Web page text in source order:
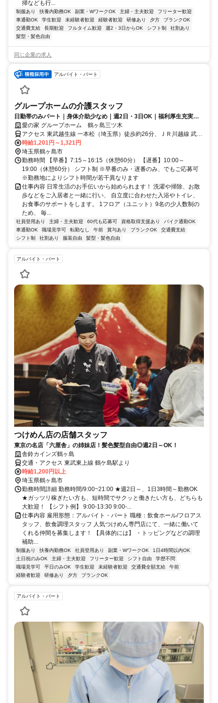
掃なども行...
制服あり 扶養内勤務OK 副業・WワークOK 主婦・主夫歓迎
フリーター歓迎
車通勤OK
学生歓迎 未経験者歓迎 経験者歓迎 研修あり 夕方
ブランクOK
交通費支給
長期歓迎 フルタイム歓迎 週2・3日からOK シフト制
社割あり
髪型・髪色自由
同じ企業の求人
アルバイト・パート
グループホームの介護スタッフ
日勤帯のみパート｜身体介助少なめ｜週2日・3日OK｜福利厚生充実◎
｜認知症ケア
愛の家 グループホーム 鶴ヶ島三ツ木
アクセス 東武越生線 一本松（埼玉県）徒歩約26分、ＪＲ川越線 武蔵
高萩北口徒歩約37分、東武越生線 西大家徒歩約37分 国道407号線、
圏央鶴ヶ島入口すぐそば
時給1,201円～1,321円
埼玉県鶴ヶ島市
勤務時間 【早番】7:15～16:15（休憩60分） 【遅番】10:00～
19:00（休憩60分） シフト制 ※早番のみ・遅番のみ、でもご応募可
※勤務地によりシフト時間が若干異なります
仕事内容 日常生活のお手伝いから始められます！ 洗濯や掃除、お散
歩などをご入居者と一緒に行い、 自立度に合わせた入浴やトイレ、
お食事のサポートをします。 1フロア（ユニット）9名の少人数制の
ため、 毎...
社員登用あり 主婦・主夫歓迎 60代も応募可 資格取得支援あり
バイク通勤OK
車通勤OK
職場見学可 転勤なし 午前 賞与あり ブランクOK
交通費支給
シフト制
社割あり 服装自由 髪型・髪色自由
アルバイト・パート
つけめん店の店舗スタッフ
東京の名店「六厘舎」の姉妹店！髪色髪型自由◎週2日～OK！
舎鈴カインズ鶴ヶ島
交通・アクセス 東武東上線 鶴ケ島駅より
時給1,200円以上
埼玉県鶴ヶ島市
勤務時間詳細 勤務時間/9:00~21:00 ★週2日～、1日3時間～勤務OK
★ガッツリ稼ぎたい方も、短時間でサクッと働きたい方も、どちらも
大歓迎！ 【シフト例】 9:00-13:30 9:00-...
仕事内容 雇用形態：アルバイト・パート 職種：飲食ホール/フロアス
タッフ、飲食調理スタッフ 人気つけめん専門店にて、一緒に働いて
くれる仲間を募集します！ 【具体的には】 ・トッピングなどの調理
補助...
制服あり 扶養内勤務OK 社員登用あり 副業・WワークOK
1日4時間以内OK
土日祝のみOK
主婦・主夫歓迎 フリーター歓迎 シフト自由
学歴不問
職場見学可
平日のみOK 学生歓迎 未経験者歓迎 交通費全額支給
午前
経験者歓迎
研修あり 夕方 ブランクOK
アルバイト・パート